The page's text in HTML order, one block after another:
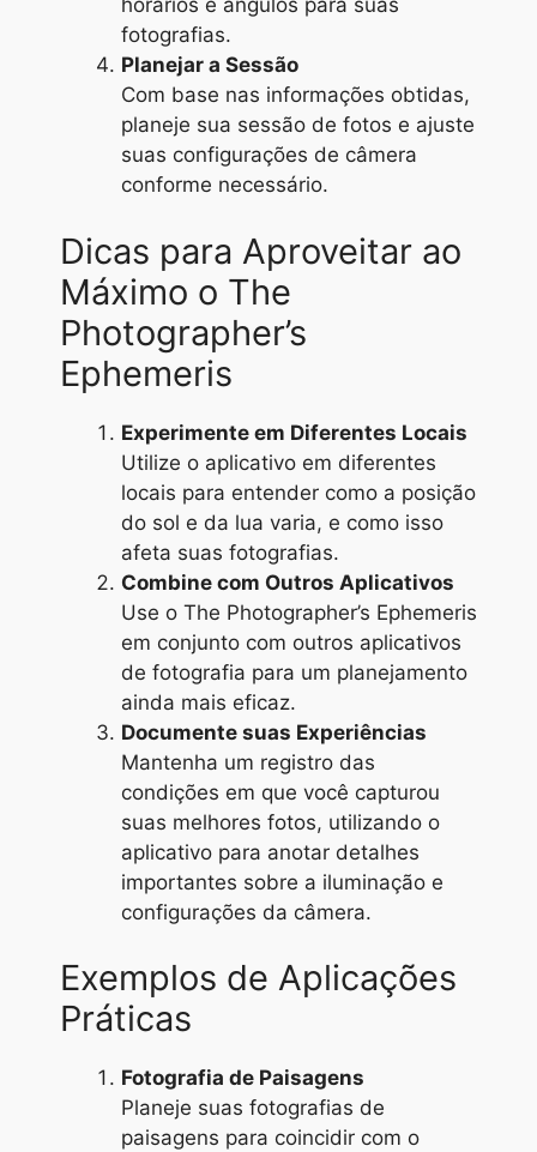
horários e ângulos para suas
fotografias.
Planejar a Sessão
Com base nas informações obtidas,
planeje sua sessão de fotos e ajuste
suas configurações de câmera
conforme necessário.
Dicas para Aproveitar ao
Máximo o The
Photographer’s
Ephemeris
Experimente em Diferentes Locais
Utilize o aplicativo em diferentes
locais para entender como a posição
do sol e da lua varia, e como isso
afeta suas fotografias.
Combine com Outros Aplicativos
Use o The Photographer’s Ephemeris
em conjunto com outros aplicativos
de fotografia para um planejamento
ainda mais eficaz.
Documente suas Experiências
Mantenha um registro das
condições em que você capturou
suas melhores fotos, utilizando o
aplicativo para anotar detalhes
importantes sobre a iluminação e
configurações da câmera.
Exemplos de Aplicações
Práticas
Fotografia de Paisagens
Planeje suas fotografias de
paisagens para coincidir com o